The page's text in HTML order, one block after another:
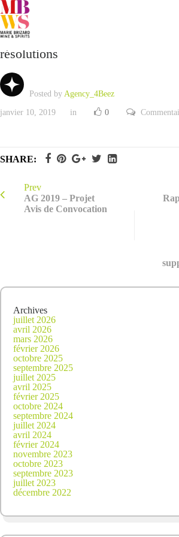
Rapport du Conseil
résolutions
Posted by Agency_4Beez
janvier 10, 2019 in 0
SHARE:
Prev
AG 2019 – Projet
Avis de Convocation
Archives
juillet 2026
avril 2026
mars 2026
février 2026
octobre 2025
septembre 2025
juillet 2025
avril 2025
février 2025
octobre 2024
septembre 2024
juillet 2024
avril 2024
février 2024
novembre 2023
octobre 2023
septembre 2023
juillet 2023
décembre 2022